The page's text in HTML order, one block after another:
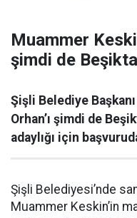
Muammer
şimdi de
Şişli Belediye
Orhan’ı şimdi de
adaylığı için
Şişli Belediyesi’nde
Muammer Keskin’in